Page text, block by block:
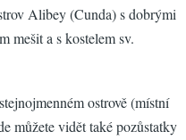
Alibey (Cunda) s dobrými
mešit a s kostelem sv.
ostrově (místní
můžete vidět také pozůstatky